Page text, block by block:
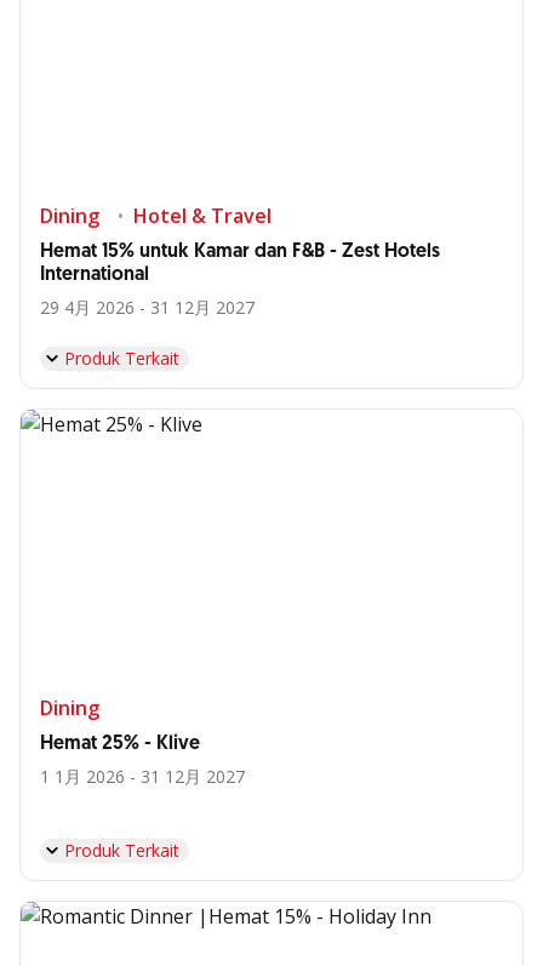
Dining Hotel & Travel
Hemat 15% untuk Kamar dan F&B - Zest Hotels
International
29 4月 2026 - 31 12月 2027
Produk Terkait
Dining
Hemat 25% - Klive
1 1月 2026 - 31 12月 2027
Produk Terkait